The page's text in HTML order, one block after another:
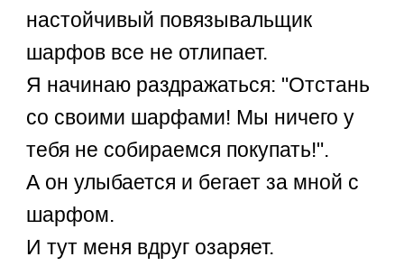
настойчивый повязывальщик
шарфов все не отлипает.
Я начинаю раздражаться: "Отстань
со своими шарфами! Мы ничего у
тебя не собираемся покупать!".
А он улыбается и бегает за мной с
шарфом.
И тут меня вдруг озаряет.